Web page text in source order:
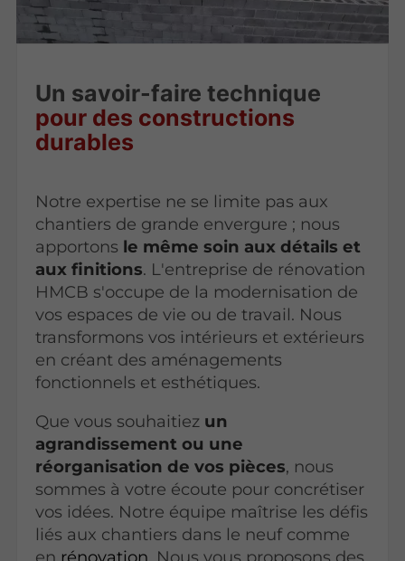
Un savoir-faire technique
pour des constructions
durables
Notre expertise ne se limite pas aux
chantiers de grande envergure ; nous
apportons le même soin aux détails et
aux finitions. L'entreprise de rénovation
HMCB s'occupe de la modernisation de
vos espaces de vie ou de travail. Nous
transformons vos intérieurs et extérieurs
en créant des aménagements
fonctionnels et esthétiques.
Que vous souhaitiez un
agrandissement ou une
réorganisation de vos pièces, nous
sommes à votre écoute pour concrétiser
vos idées. Notre équipe maîtrise les défis
liés aux chantiers dans le neuf comme
en rénovation. Nous vous proposons des